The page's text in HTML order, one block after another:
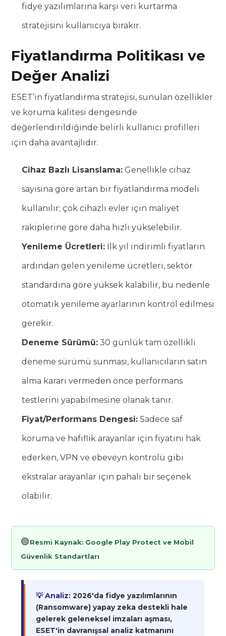
fidye yazılımlarına karşı veri kurtarma
stratejisini kullanıcıya bırakır.
Fiyatlandırma Politikası ve
Değer Analizi
ESET’in fiyatlandırma stratejisi, sunulan özellikler
ve koruma kalitesi dengesinde
değerlendirildiğinde belirli kullanıcı profilleri
için daha avantajlıdır.
Cihaz Bazlı Lisanslama: Genellikle cihaz
sayısına göre artan bir fiyatlandırma modeli
kullanılır; çok cihazlı evler için maliyet
rakiplerine göre daha hızlı yükselebilir.
Yenileme Ücretleri: İlk yıl indirimli fiyatların
ardından gelen yenileme ücretleri, sektör
standardına göre yüksek kalabilir, bu nedenle
otomatik yenileme ayarlarının kontrol edilmesi
gerekir.
Deneme Sürümü: 30 günlük tam özellikli
deneme sürümü sunması, kullanıcıların satın
alma kararı vermeden önce performans
testlerini yapabilmesine olanak tanır.
Fiyat/Performans Dengesi: Sadece saf
koruma ve hafiflik arayanlar için fiyatını hak
ederken, VPN ve ebeveyn kontrolü gibi
ekstralar arayanlar için pahalı bir seçenek
olabilir.
🟢Resmi Kaynak: Google Play Protect ve Mobil
Güvenlik Standartları
💡 Analiz: 2026'da fidye yazılımlarının
(Ransomware) yapay zeka destekli hale
gelerek geleneksel imzaları aşması,
ESET'in davranışsal analiz katmanını